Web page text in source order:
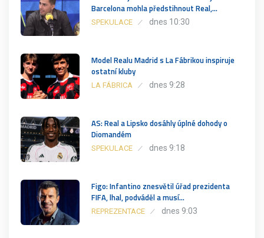
Barcelona mohla předstihnout Real,…
SPEKULACE dnes 10:30
Model Realu Madrid s La Fábrikou inspiruje
ostatní kluby
LA FÁBRICA dnes 9:28
AS: Real a Lipsko dosáhly úplné dohody o
Diomandém
SPEKULACE dnes 9:18
Figo: Infantino znesvětil úřad prezidenta
FIFA, lhal, podváděl a musí…
REPREZENTACE dnes 9:03